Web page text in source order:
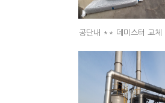
공단내 ** 데미스터 교체